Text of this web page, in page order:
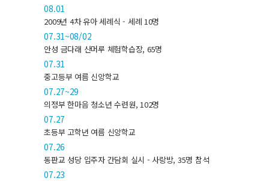
08.01
2009년 4차 유아 세례식 - 세례 10명
07.31~08/02
안성 금다래 산머루 체험학습장, 65명
07.31
중고등부 여름 신앙학교
07.27~29
의정부 한마음 청소년 수련원, 102명
07.27
초등부 고학년 여름 신앙학교
07.26
동판교 성당 입주자 간담회 실시 - 사랑방, 35명 참석
07.23